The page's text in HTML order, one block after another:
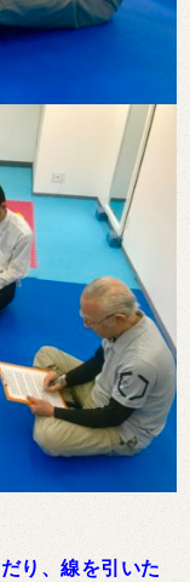
り、線を引いた